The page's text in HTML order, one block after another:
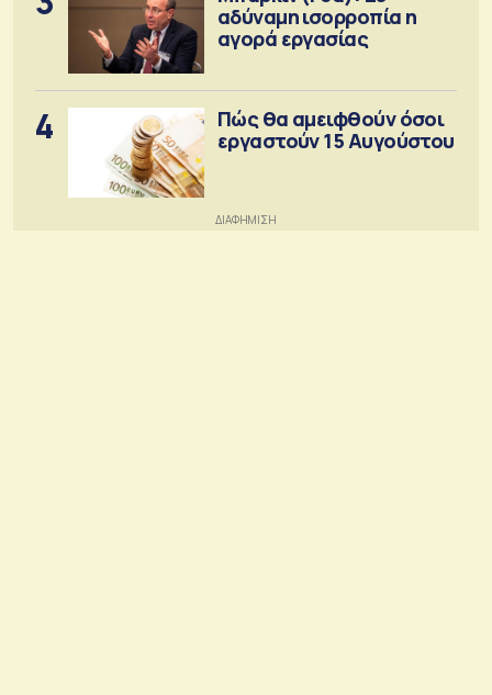
αδύναμη ισορροπία η
αγορά εργασίας
4
Πώς θα αμειφθούν όσοι
εργαστούν 15 Αυγούστου